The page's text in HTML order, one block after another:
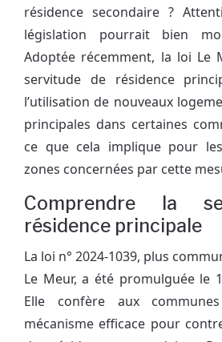
résidence secondaire ?
législation pourrait bien
Adoptée récemment, la loi Le
servitude de résidence
l’utilisation de nouveaux
principales dans certaines
ce que cela implique pour
zones concernées par cette
Comprendre la
résidence principale
La loi n° 2024-1039, plus
Le Meur, a été promulguée le
Elle confère aux
mécanisme efficace pour